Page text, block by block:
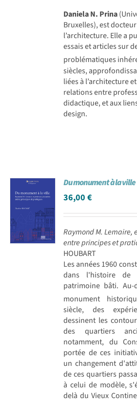
Daniela N. Prina
Bruxelles), est
l’architecture. Elle a
essais et articles sur
problématiques
siècles,
liées à l’architecture
relations entre
didactique, et aux
design.
Du monument à la ville
36,00€
Raymond M. Lemaire,
entre principes et
HOUBART
Les années 1960
dans l'histoire de
patrimoine bâti.
monument
siècle, des
dessinent les
des quartiers
notamment, du
portée de ces
un changement
de ces quartiers
à celui de modèle,
delà du Vieux